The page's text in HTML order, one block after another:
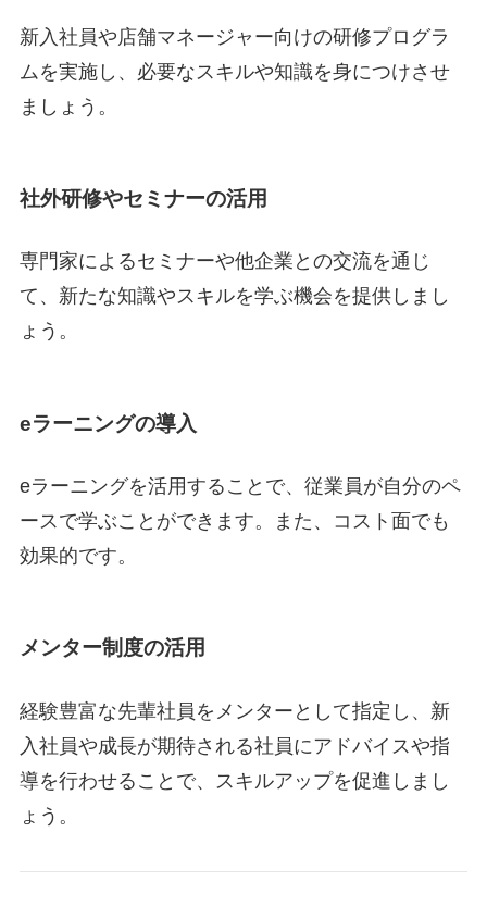
新入社員や店舗マネージャー向けの研修プログラ
ムを実施し、必要なスキルや知識を身につけさせ
ましょう。
社外研修やセミナーの活用
専門家によるセミナーや他企業との交流を通じ
て、新たな知識やスキルを学ぶ機会を提供しまし
ょう。
eラーニングの導入
eラーニングを活用することで、従業員が自分のペ
ースで学ぶことができます。また、コスト面でも
効果的です。
メンター制度の活用
経験豊富な先輩社員をメンターとして指定し、新
入社員や成長が期待される社員にアドバイスや指
導を行わせることで、スキルアップを促進しまし
ょう。